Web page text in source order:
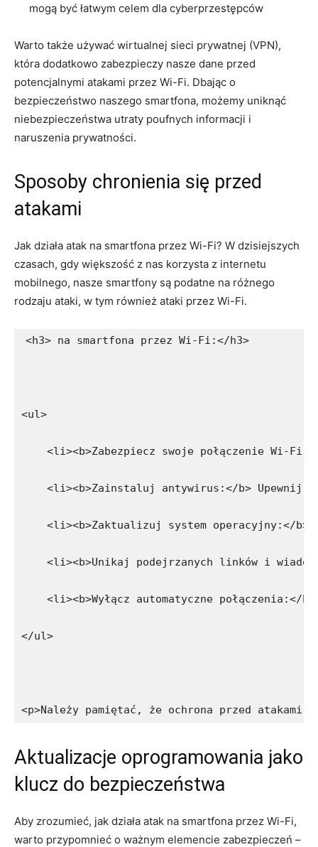
mogą być łatwym celem dla cyberprzestępców
Warto także używać wirtualnej sieci prywatnej (VPN),
która dodatkowo zabezpieczy nasze dane przed
potencjalnymi atakami przez Wi-Fi. Dbając o
bezpieczeństwo naszego smartfona, możemy uniknąć
niebezpieczeństwa utraty poufnych informacji i
naruszenia prywatności.
Sposoby chronienia się przed
atakami
Jak działa atak na smartfona przez Wi-Fi? W dzisiejszych
czasach, gdy większość z nas korzysta z internetu
mobilnego, nasze smartfony są podatne na różnego
rodzaju ataki, w tym również ataki przez Wi-Fi.
<h3> na smartfona przez Wi-Fi:</h3>
<ul>
<li><b>Zabezpiecz swoje połączenie Wi-
<li><b>Zainstaluj antywirus:</b> Upewnij
<li><b>Zaktualizuj system operacyjny:</b>
<li><b>Unikaj podejrzanych linków i
<li><b>Wyłącz automatyczne połączenia:</
</ul>
<p>Należy pamiętać, że ochrona przed atakami
Aktualizacje oprogramowania jako
klucz do bezpieczeństwa
Aby zrozumieć, jak działa atak na smartfona przez Wi-Fi,
warto przypomnieć o ważnym elemencie zabezpieczeń –